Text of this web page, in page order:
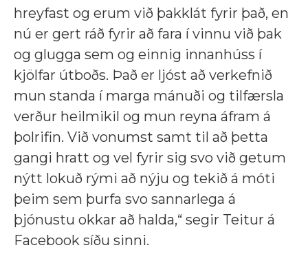
hreyfast og erum við þakklát fyrir það, en
nú er gert ráð fyrir að fara í vinnu við þak
og glugga sem og einnig innanhúss í
kjölfar útboðs. Það er ljóst að verkefnið
mun standa í marga mánuði og tilfærsla
verður heilmikil og mun reyna áfram á
þolrifin. Við vonumst samt til að þetta
gangi hratt og vel fyrir sig svo við getum
nýtt lokuð rými að nýju og tekið á móti
þeim sem þurfa svo sannarlega á
þjónustu okkar að halda,“ segir Teitur á
Facebook síðu sinni.